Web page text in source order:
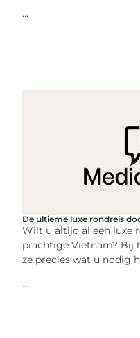
...
De ultieme luxe rondreis
Wilt u altijd al een luxe
prachtige Vietnam? Bij
ze precies wat u nodig
...